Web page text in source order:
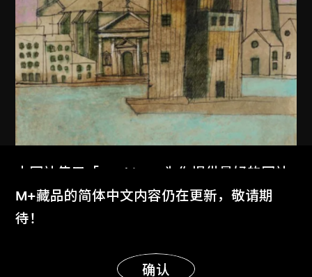
阿爾多．羅西
本网站使用「Cookies」为你提供最好的网站
体验。
了解更多
明白
M+藏品的简体中文内容仍在更新，敬请期
待！
确认
显示更多